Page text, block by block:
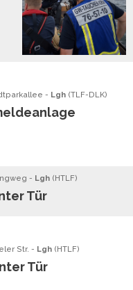
- Lgh (TLF-DLK)
- Lgh (HTLF)
Tür
Str. - Lgh (HTLF)
Tür